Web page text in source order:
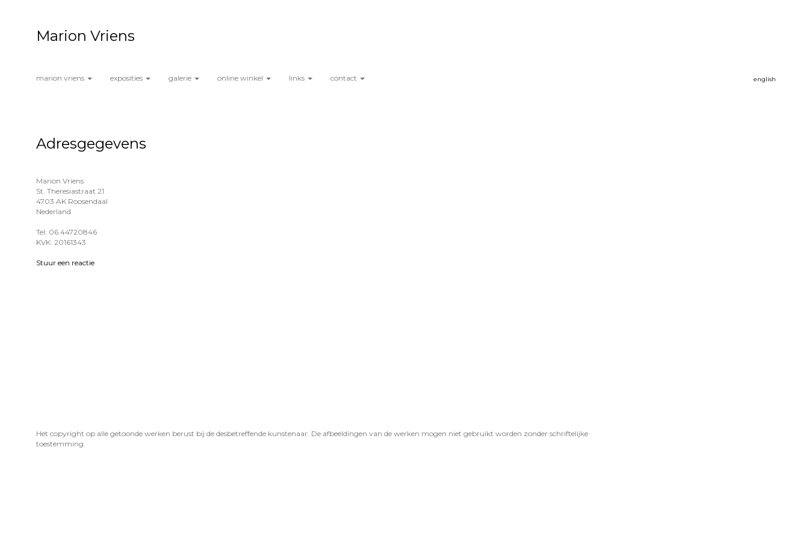
Marion Vriens
marion vriens exposities galerie online winkel links contact english
Adresgegevens
Marion Vriens
St. Theresiastraat 21
4703 AK Roosendaal
Nederland
Tel: 06 44720846
KVK: 20161343
Stuur een reactie
Het copyright op alle getoonde werken berust bij de desbetreffende kunstenaar. De afbeeldingen van de werken mogen niet gebruikt worden zonder schriftelijke
toestemming.